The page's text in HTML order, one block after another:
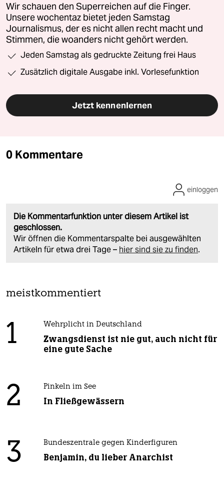
Wir schauen den Superreichen auf die Finger.
Unsere wochentaz bietet jeden Samstag
Journalismus, der es nicht allen recht macht und
Stimmen, die woanders nicht gehört werden.
Jeden Samstag als gedruckte Zeitung frei Haus
Zusätzlich digitale Ausgabe inkl. Vorlesefunktion
Jetzt kennenlernen
0 Kommentare
Die Kommentarfunktion unter diesem Artikel ist
geschlossen.
Wir öffnen die Kommentarspalte bei ausgewählten
Artikeln für etwa drei Tage – hier sind sie zu finden.
einloggen
meistkommentiert
1 Wehrplicht in Deutschland
Zwangsdienst ist nie gut, auch nicht für
eine gute Sache
2 Pinkeln im See
In Fließgewässern
3 Bundeszentrale gegen Kinderfiguren
Benjamin, du lieber Anarchist